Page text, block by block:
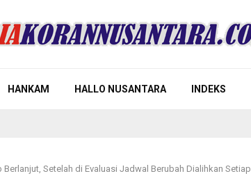
HANKAM HALLO NUSANTARA INDEKS
Setelah di Evaluasi Jadwal Berubah Dialihkan Setiap